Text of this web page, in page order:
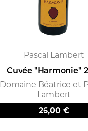
Pascal Lambert
Cuvée "Harmonie"
Domaine Béatrice et
Lambert
Prix
26,00 €